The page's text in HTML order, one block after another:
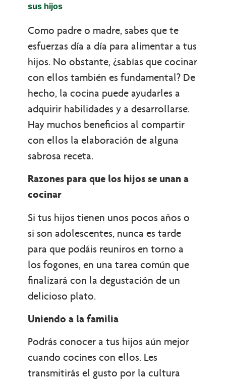
sus hijos
Como padre o madre, sabes que te
esfuerzas día a día para alimentar a tus
hijos. No obstante, ¿sabías que cocinar
con ellos también es fundamental? De
hecho, la cocina puede ayudarles a
adquirir habilidades y a desarrollarse.
Hay muchos beneficios al compartir
con ellos la elaboración de alguna
sabrosa receta.
Razones para que los hijos se unan a
cocinar
Si tus hijos tienen unos pocos años o
si son adolescentes, nunca es tarde
para que podáis reuniros en torno a
los fogones, en una tarea común que
finalizará con la degustación de un
delicioso plato.
Uniendo a la familia
Podrás conocer a tus hijos aún mejor
cuando cocines con ellos. Les
transmitirás el gusto por la cultura